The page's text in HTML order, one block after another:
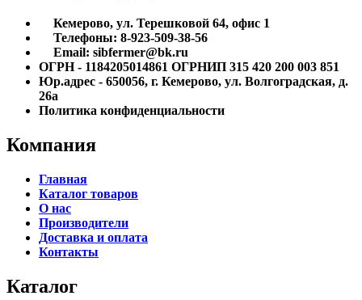
Кемерово, ул. Терешковой 64, офис 1
Телефоны: 8-923-509-38-56
Email: sibfermer@bk.ru
ОГРН - 1184205014861 ОГРНИП 315 420 200 003 851
Юр.адрес - 650056, г. Кемерово, ул. Волгоградская, д.
26а
Политика конфиденциальности
Компания
Главная
Каталог товаров
О нас
Производители
Доставка и оплата
Контакты
Каталог